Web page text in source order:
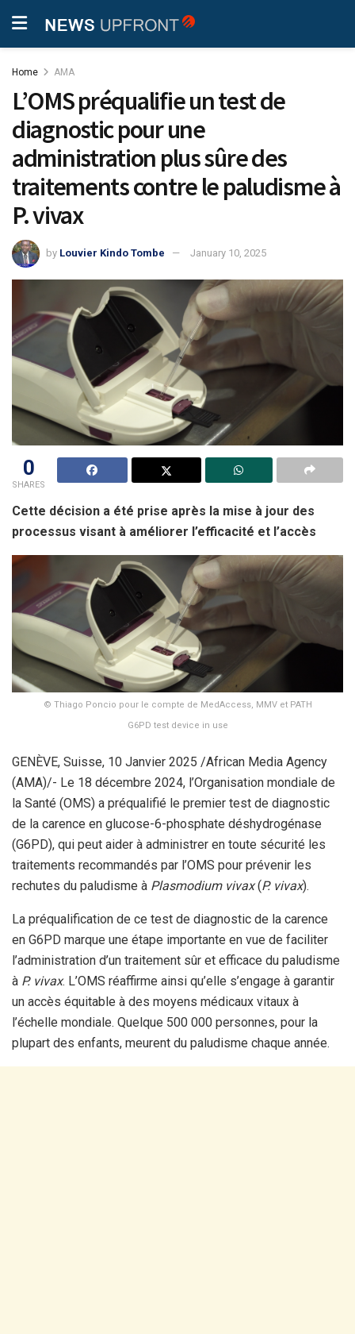
Home AMA
L’OMS préqualifie un test de
diagnostic pour une
administration plus sûre des
traitements contre le paludisme à
P. vivax
by Louvier Kindo Tombe January 10, 2025
0
SHARES
Cette décision a été prise après la mise à jour des
processus visant à améliorer l’efficacité et l’accès
© Thiago Poncio pour le compte de MedAccess, MMV et PATH
G6PD test device in use
GENÈVE, Suisse, 10 Janvier 2025 /African Media Agency
(AMA)/- Le 18 décembre 2024, l’Organisation mondiale de
la Santé (OMS) a préqualifié le premier test de diagnostic
de la carence en glucose-6-phosphate déshydrogénase
(G6PD), qui peut aider à administrer en toute sécurité les
traitements recommandés par l’OMS pour prévenir les
rechutes du paludisme à Plasmodium vivax(P. vivax).
La préqualification de ce test de diagnostic de la carence
en G6PD marque une étape importante en vue de faciliter
l’administration d’un traitement sûr et efficace du paludisme
à P. vivax. L’OMS réaffirme ainsi qu’elle s’engage à garantir
un accès équitable à des moyens médicaux vitaux à
l’échelle mondiale. Quelque 500 000 personnes, pour la
plupart des enfants, meurent du paludisme chaque année.